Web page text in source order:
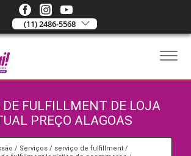
(11) 2486-5568
DE FULFILLMENT DE LOJA
PREÇO ALAGOAS
Serviços
serviço de fulfillment